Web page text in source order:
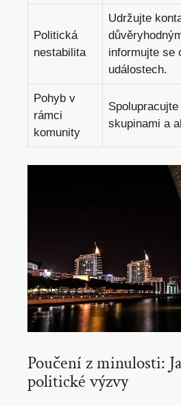
Politická
nestabilita
Udržujte
informujte se
událostech.
Pohyb v
rámci
komunity
skupinami a
Poučení z minulosti:
politické výzvy